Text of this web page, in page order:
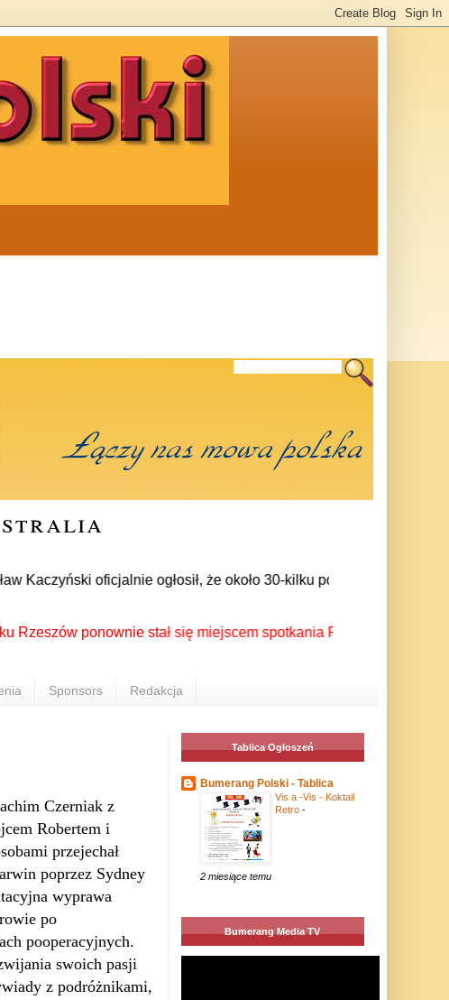
oficjalnie ogłosił, że około 30-kilku posłów
ponownie stał się miejscem spotkania Polonii z całego
Sponsors Redakcja
Czerniak z
Robertem i
przejechał
poprzez Sydney
wyprawa
po
pooperacyjnych.
swoich pasji
z podróżnikami,
Tablica Ogłoszeń
Bumerang Polski - Tablica
Vis a -Vis - Koktail
Retro -
2 miesiące temu
Bumerang Media TV